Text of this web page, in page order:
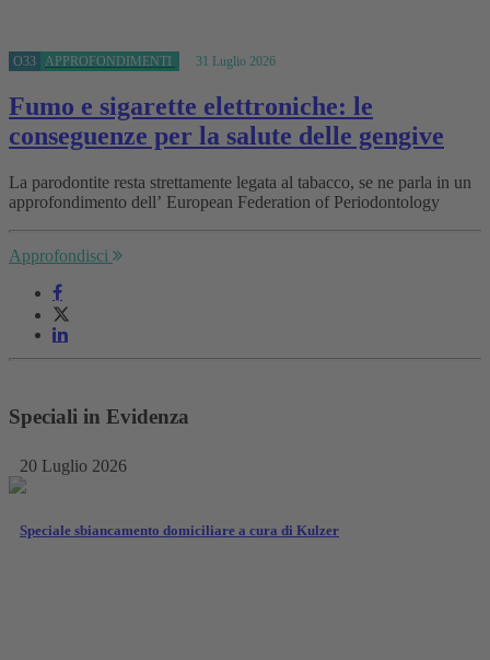
O33 APPROFONDIMENTI 31 Luglio 2026
Fumo e sigarette elettroniche: le
conseguenze per la salute delle gengive
La parodontite resta strettamente legata al tabacco, se ne parla in un
approfondimento dell’ European Federation of Periodontology
Approfondisci
Speciali in Evidenza
20 Luglio 2026
Speciale sbiancamento domiciliare a cura di Kulzer